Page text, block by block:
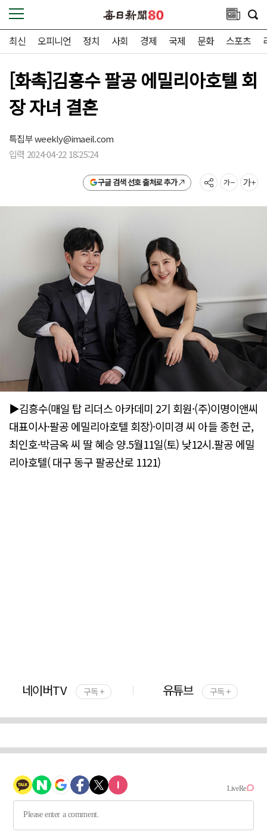
최신 오피니언 정치 사회 경제 국제 문화 스포츠
[화촉]김흥수 팔공 에밀리아호텔 회
장 자녀 결혼
특집부weekly@imaeil.com
입력 2024-04-22 18:25:24
구글 검색 선호 출처로 추가
▶김흥수(매일 탑 리더스 아카데미 2기 회원·(주)이명이앤씨
대표이사·팔공 에밀리아호텔 회장)·이미경 씨 아들 종헌 군,
최인호·박금옥 씨 딸 혜승 양.5월11일(토) 낮12시.팔공 에밀
리아호텔( 대구 동구 팔공산로 1121)
네이버TV 구독 + 유튜브 구독 +